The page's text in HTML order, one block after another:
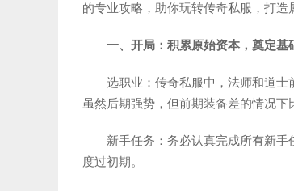
的专业攻略，助你玩转传奇私服，打造
一、开局：积累原始资本，奠定基
选职业：传奇私服中，法师和道
虽然后期强势，但前期装备差的情况下
新手任务：务必认真完成所有新
度过初期。